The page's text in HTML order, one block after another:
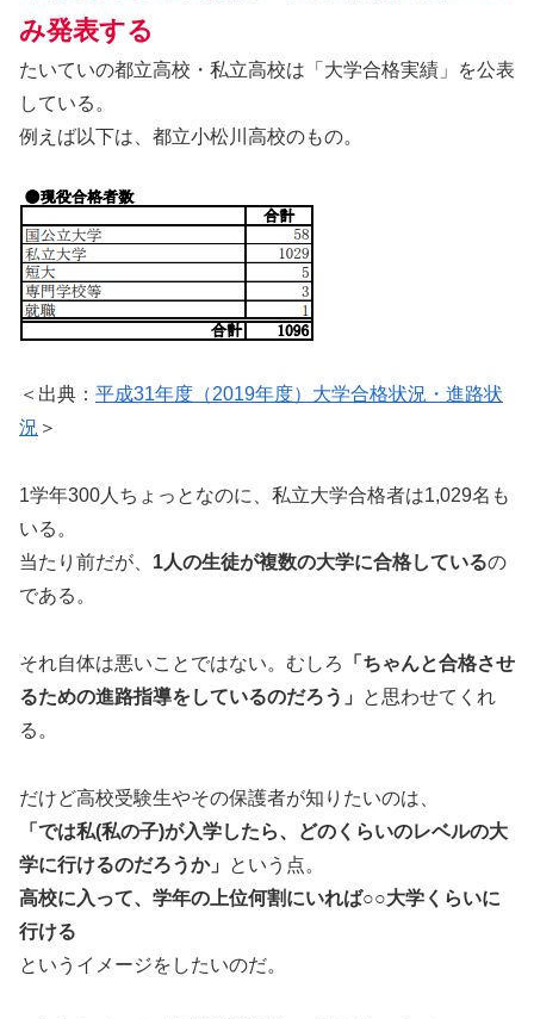
み発表する
たいていの都立高校・私立高校は「大学合格実績」を公表
している。
例えば以下は、都立小松川高校のもの。
＜出典： 平成31年度（2019年度）大学合格状況・進路状
況 ＞
1学年300人ちょっとなのに、私立大学合格者は1,029名も
いる。
当たり前だが、 1人の生徒が複数の大学に合格しているの
である。
それ自体は悪いことではない。むしろ
「ちゃんと合格させ
るための進路指導をしているのだろう」
と思わせてくれ
る。
だけど高校受験生やその保護者が知りたいのは、
「では私(私の子)が入学したら、どのくらいのレベルの大
学に行けるのだろうか」
という点。
高校に入って、学年の上位何割にいれば○○大学くらいに
行ける
というイメージをしたいのだ。